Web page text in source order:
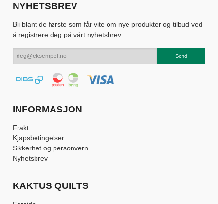
NYHETSBREV
Bli blant de første som får vite om nye produkter og tilbud ved
å registrere deg på vårt nyhetsbrev.
INFORMASJON
Frakt
Kjøpsbetingelser
Sikkerhet og personvern
Nyhetsbrev
KAKTUS QUILTS